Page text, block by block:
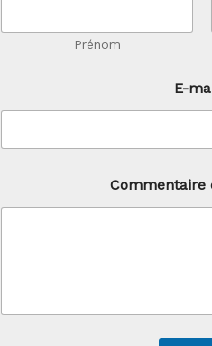
a
i
Prénom
E-
Commentaire